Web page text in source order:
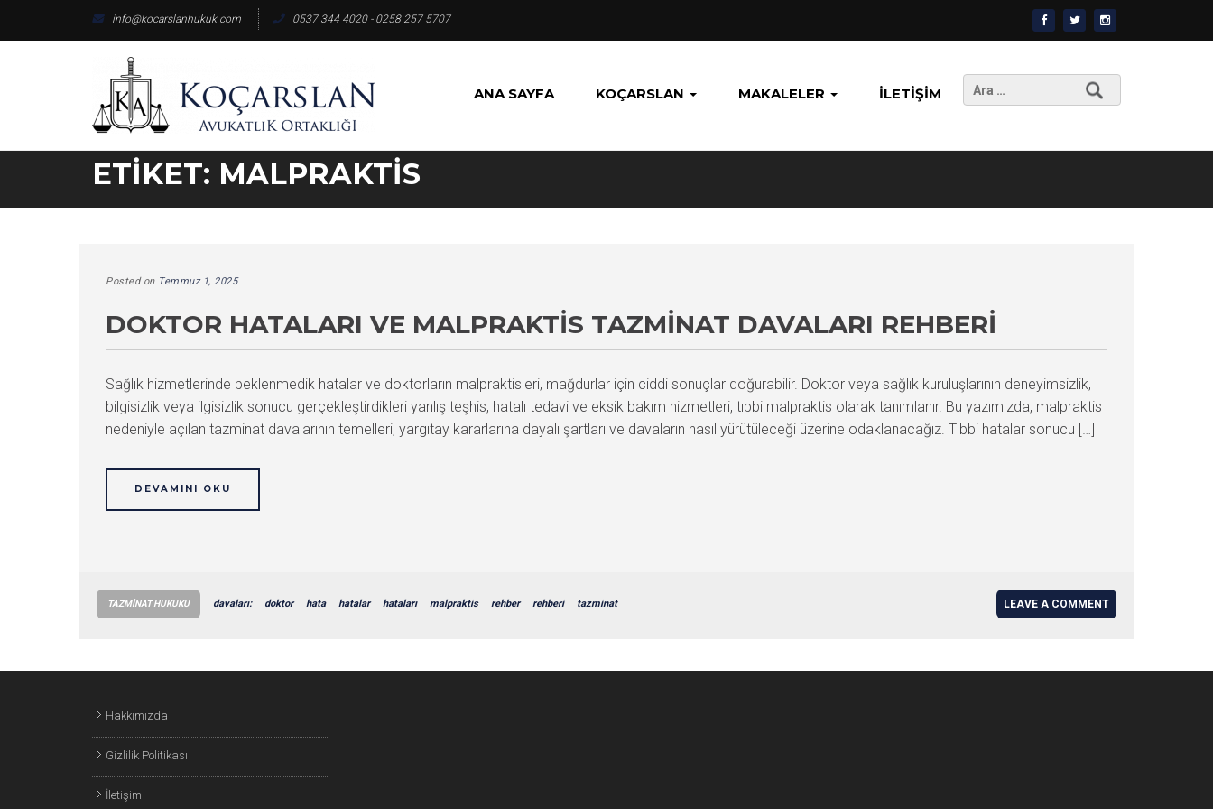
info@kocarslanhukuk.com 0537 344 4020 - 0258 257 5707
ANA SAYFA KOÇARSLAN MAKALELER İLETIŞIM
Arama:
ETIKET: MALPRAKTIS
Posted on Temmuz 1, 2025
DOKTOR HATALARI VE MALPRAKTIS TAZMINAT DAVALARI REHBERI
Sağlık hizmetlerinde beklenmedik hatalar ve doktorların malpraktisleri, mağdurlar için ciddi sonuçlar doğurabilir. Doktor veya sağlık kuruluşlarının deneyimsizlik,
bilgisizlik veya ilgisizlik sonucu gerçekleştirdikleri yanlış teşhis, hatalı tedavi ve eksik bakım hizmetleri, tıbbi malpraktis olarak tanımlanır. Bu yazımızda, malpraktis
nedeniyle açılan tazminat davalarının temelleri, yargıtay kararlarına dayalı şartları ve davaların nasıl yürütüleceği üzerine odaklanacağız. Tıbbi hatalar sonucu […]
DEVAMINI OKU
TAZMINAT HUKUKU davaları: doktor hata hatalar hataları malpraktis rehber rehberi tazminat LEAVE A COMMENT
Hakkımızda
Gizlilik Politikası
İletişim